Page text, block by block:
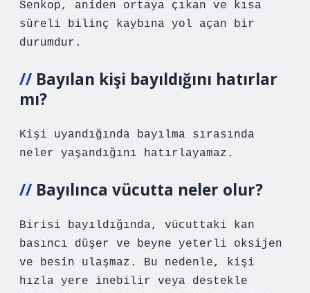
Senkop, aniden ortaya çıkan ve kısa
süreli bilinç kaybına yol açan bir
durumdur.
Bayılan kişi bayıldığını hatırlar
mı?
Kişi uyandığında bayılma sırasında
neler yaşandığını hatırlayamaz.
Bayılınca vücutta neler olur?
Birisi bayıldığında, vücuttaki kan
basıncı düşer ve beyne yeterli oksijen
ve besin ulaşmaz. Bu nedenle, kişi
hızla yere inebilir veya destekle